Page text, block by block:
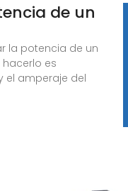
de un
la potencia de un
es
el amperaje del